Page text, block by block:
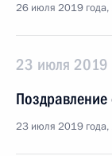
26 июля 2019
23 июля 2019
23 июля 2019